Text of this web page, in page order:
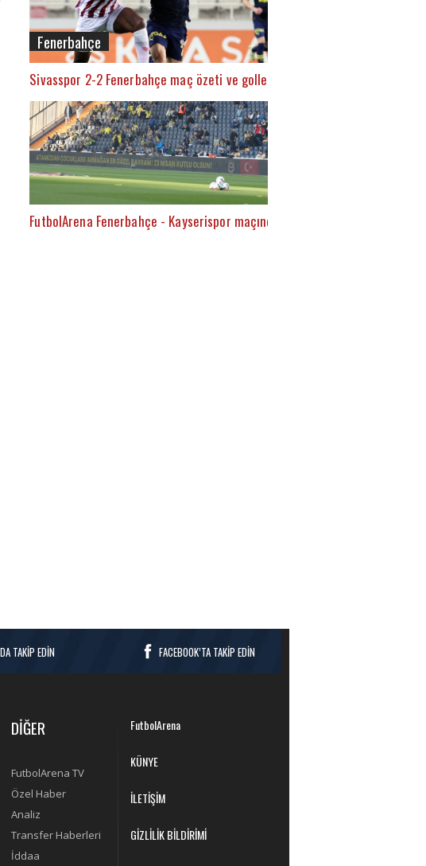
Fenerbahçe
Sivasspor 2-2 Fenerbahçe maç özeti ve golleri (İZLE)
FutbolArena Fenerbahçe - Kayserispor maçında
TAKİP EDİN FACEBOOK’TA TAKİP EDİN
DİĞER
FutbolArena TV
Özel Haber
Analiz
Transfer Haberleri
İddaa
FutbolArena
KÜNYE
İLETİŞİM
GİZLİLİK BİLDİRİMİ